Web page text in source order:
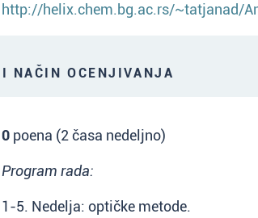
http://helix.chem.bg.ac.rs/~tatjanad/
NAČIN OCENJIVANJA
0 poena (2 časa nedeljno)
Program rada:
1-5. Nedelja: optičke metode.